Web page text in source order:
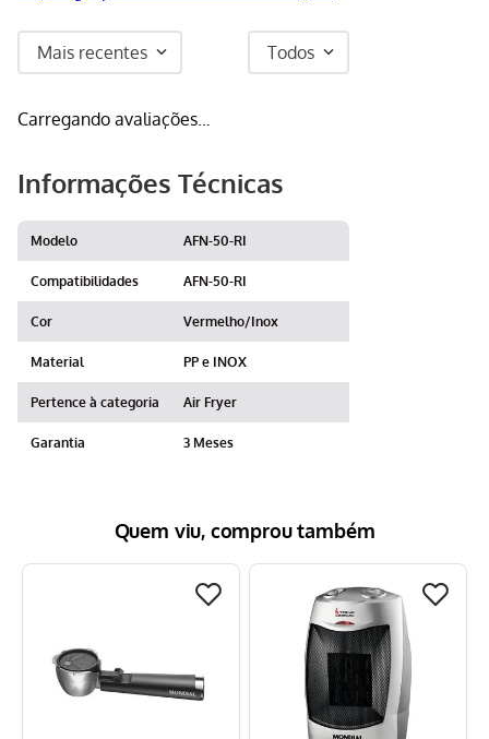
Mais recentes Todos
Carregando avaliações…
Informações Técnicas
Modelo AFN-50-RI
Compatibilidades AFN-50-RI
Cor Vermelho/Inox
Material PP e INOX
Pertence à categoria Air Fryer
Garantia 3 Meses
Quem viu, comprou também